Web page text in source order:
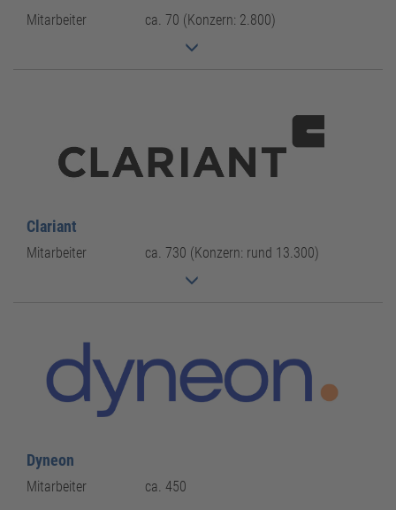
Mitarbeiter ca. 70 (Konzern: 2.800)
Clariant
Mitarbeiter ca. 730 (Konzern: rund 13.300)
Dyneon
Mitarbeiter ca. 450